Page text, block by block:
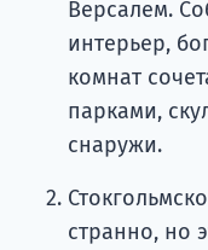
Версалем.
интерьер,
комнат
парками,
снаружи.
странно, но